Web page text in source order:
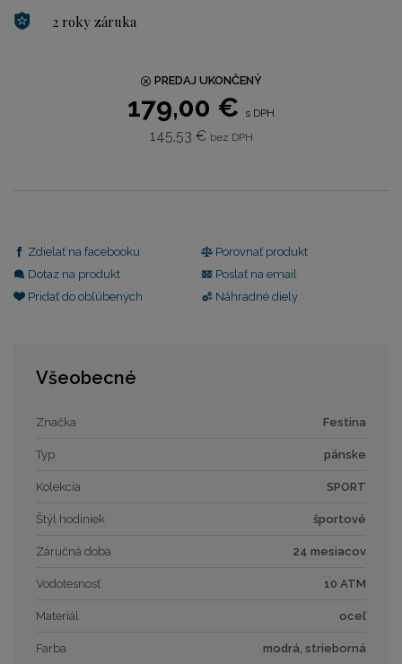
2 roky záruka
PREDAJ UKONČENÝ
179,00 € s DPH
145,53 € bez DPH
Zdielať na facebooku
Porovnať produkt
Dotaz na produkt
Poslať na email
Pridať do obľúbených
Náhradné diely
Všeobecné
Značka Festina
Typ pánske
Kolekcia SPORT
Štýl hodiniek športové
Záručná doba 24 mesiacov
Vodotesnosť 10 ATM
Materiál oceľ
Farba modrá, strieborná